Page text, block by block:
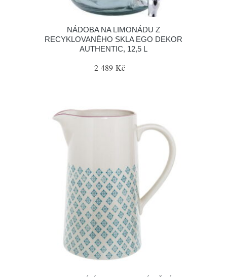
NÁDOBA NA LIMONÁDU Z
RECYKLOVANÉHO SKLA EGO DEKOR
AUTHENTIC, 12,5 L
2 489 Kč